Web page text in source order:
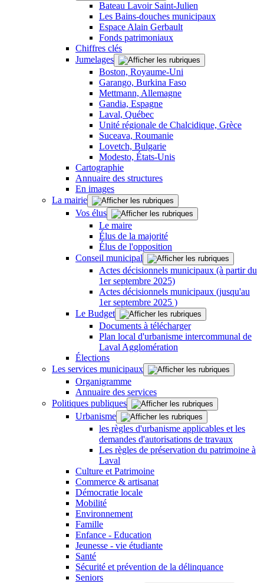
Bateau Lavoir Saint-Julien
Les Bains-douches municipaux
Espace Alain Gerbault
Fonds patrimoniaux
Chiffres clés
Jumelages
Boston, Royaume-Uni
Garango, Burkina Faso
Mettmann, Allemagne
Gandia, Espagne
Laval, Québec
Unité régionale de Chalcidique, Grèce
Suceava, Roumanie
Lovetch, Bulgarie
Modesto, États-Unis
Cartographie
Annuaire des structures
En images
La mairie
Vos élus
Le maire
Élus de la majorité
Élus de l'opposition
Conseil municipal
Actes décisionnels municipaux (à partir du
1er septembre 2025)
Actes décisionnels municipaux (jusqu'au
1er septembre 2025 )
Le Budget
Documents à télécharger
Plan local d'urbanisme intercommunal de
Laval Agglomération
Élections
Les services municipaux
Organigramme
Annuaire des services
Politiques publiques
Urbanisme
les règles d'urbanisme applicables et les
demandes d'autorisations de travaux
Les règles de préservation du patrimoine à
Laval
Culture et Patrimoine
Commerce & artisanat
Démocratie locale
Mobilité
Environnement
Famille
Enfance - Education
Jeunesse - vie étudiante
Santé
Sécurité et prévention de la délinquance
Seniors